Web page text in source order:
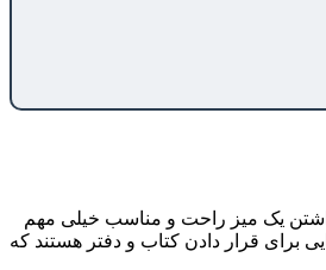
یک میز راحت و مناسب خیلی مهم
برای قرار دادن کتاب و دفتر هستند که